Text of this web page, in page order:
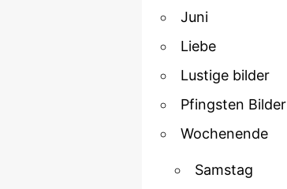
Juni
Liebe
Lustige bilder
Pfingsten Bilder
Wochenende
Samstag